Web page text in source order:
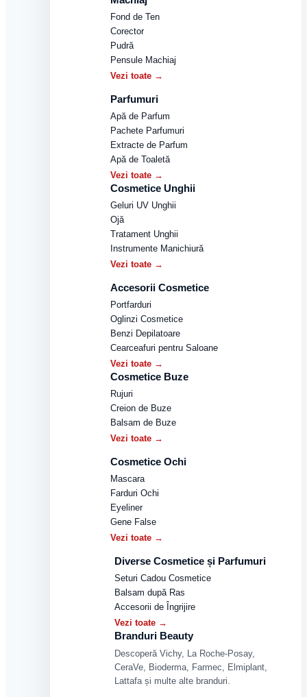
Fond de Ten
Corector
Pudră
Pensule Machiaj
Vezi toate →
Parfumuri
Apă de Parfum
Pachete Parfumuri
Extracte de Parfum
Apă de Toaletă
Vezi toate →
Cosmetice Unghii
Geluri UV Unghii
Ojă
Tratament Unghii
Instrumente Manichiură
Vezi toate →
Accesorii Cosmetice
Portfarduri
Oglinzi Cosmetice
Benzi Depilatoare
Cearceafuri pentru Saloane
Vezi toate →
Cosmetice Buze
Rujuri
Creion de Buze
Balsam de Buze
Vezi toate →
Cosmetice Ochi
Mascara
Farduri Ochi
Eyeliner
Gene False
Vezi toate →
Diverse Cosmetice și Parfumuri
Seturi Cadou Cosmetice
Balsam după Ras
Accesorii de Îngrijire
Vezi toate →
Branduri Beauty
Descoperă Vichy, La Roche-Posay,
CeraVe, Bioderma, Farmec, Elmiplant,
Lattafa și multe alte branduri.